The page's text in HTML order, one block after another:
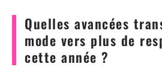
Quelles avancées
mode vers plus de
cette année ?